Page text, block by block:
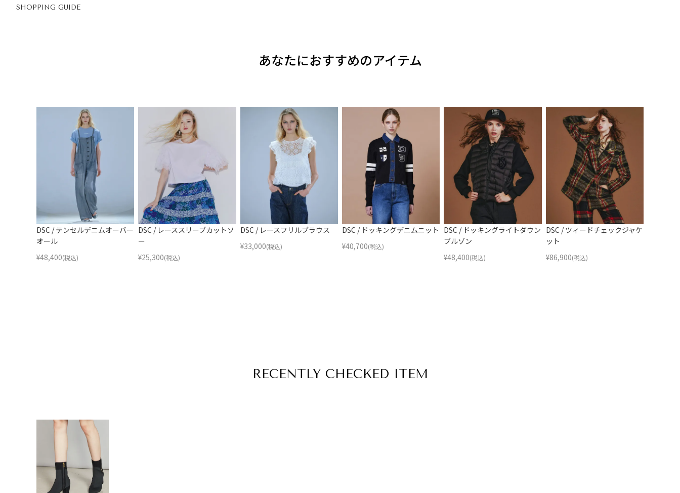
SHOPPING GUIDE
あなたにおすすめのアイテム
DSC / テンセルデニムオーバー
オール
¥48,400(税込)
DSC / レーススリーブカットソ
ー
¥25,300(税込)
DSC / レースフリルブラウス
¥33,000(税込)
DSC / ドッキングデニムニット
¥40,700(税込)
DSC / ドッキングライトダウン
ブルゾン
¥48,400(税込)
DSC / ツィードチェックジャケ
ット
¥86,900(税込)
RECENTLY CHECKED ITEM